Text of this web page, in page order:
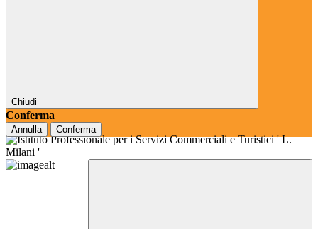
Chiudi
Conferma
Annulla Conferma